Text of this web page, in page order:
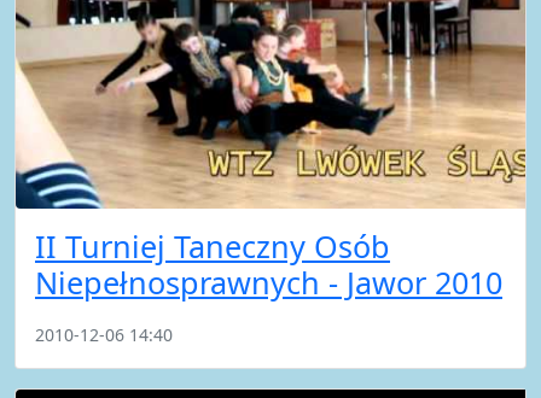
II Turniej Taneczny Osób
Niepełnosprawnych - Jawor 2010
2010-12-06 14:40